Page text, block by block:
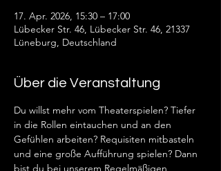
17. Apr. 2026, 15:30 – 17:00
Lübecker Str. 46, Lübecker Str. 46, 21337
Lüneburg, Deutschland
Über die Veranstaltung
Du willst mehr vom Theaterspielen? Tiefer
in die Rollen eintauchen und an den
Gefühlen arbeiten? Requisiten mitbasteln
und eine große Aufführung spielen? Dann
bist du bei unserem Regelmäßigen